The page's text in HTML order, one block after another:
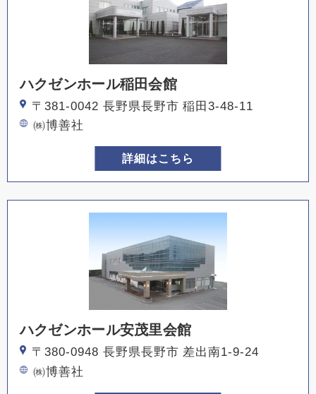
ハクゼンホール稲田会館
〒381-0042 長野県長野市 稲田3-48-11
㈱博善社
詳細はこちら
ハクゼンホール安茂里会館
〒380-0948 長野県長野市 差出南1-9-24
㈱博善社